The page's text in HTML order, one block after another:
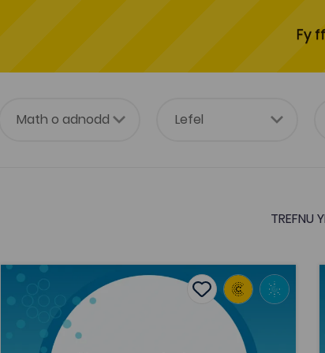
Fy
TREFNU
Sara Borda Green, Astudiaeth achos: effaith y
Add to favourites
Dyddiad cyhoeddi: 2019 Add to favourites
Sara Borda Green, Astudiaeth achos:
effaith y cyfryngau digidol ar gynnwys